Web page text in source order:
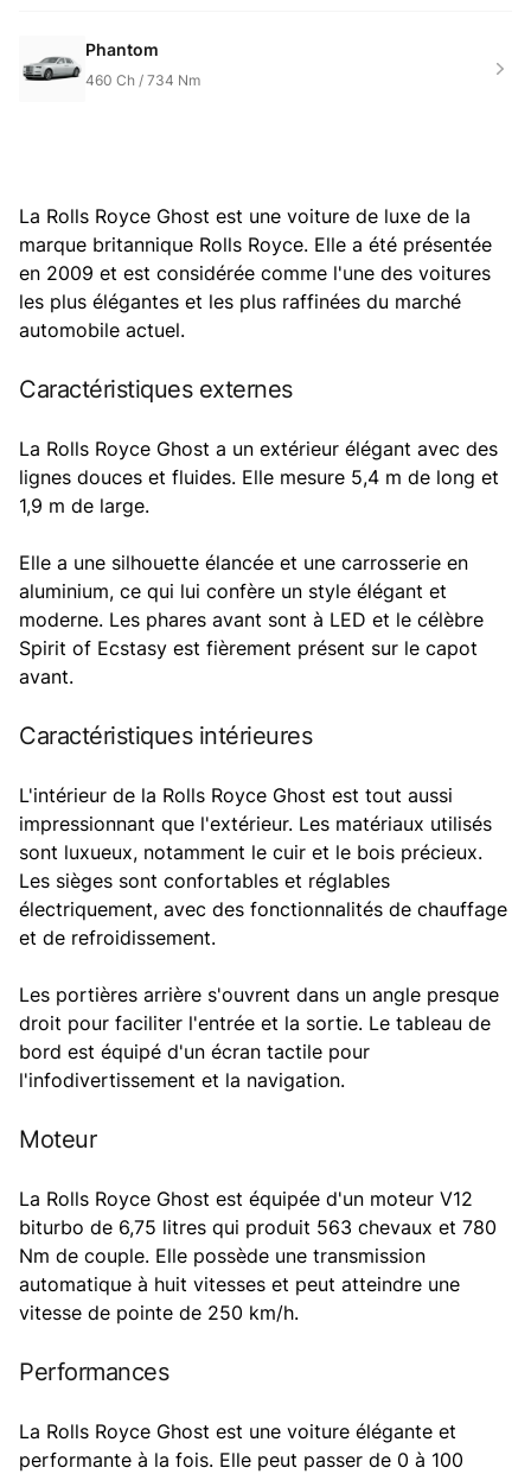
Phantom
460 Ch / 734 Nm
La Rolls Royce Ghost est une voiture de luxe de la
marque britannique Rolls Royce. Elle a été présentée
en 2009 et est considérée comme l'une des voitures
les plus élégantes et les plus raffinées du marché
automobile actuel.
Caractéristiques externes
La Rolls Royce Ghost a un extérieur élégant avec des
lignes douces et fluides. Elle mesure 5,4 m de long et
1,9 m de large.
Elle a une silhouette élancée et une carrosserie en
aluminium, ce qui lui confère un style élégant et
moderne. Les phares avant sont à LED et le célèbre
Spirit of Ecstasy est fièrement présent sur le capot
avant.
Caractéristiques intérieures
L'intérieur de la Rolls Royce Ghost est tout aussi
impressionnant que l'extérieur. Les matériaux utilisés
sont luxueux, notamment le cuir et le bois précieux.
Les sièges sont confortables et réglables
électriquement, avec des fonctionnalités de chauffage
et de refroidissement.
Les portières arrière s'ouvrent dans un angle presque
droit pour faciliter l'entrée et la sortie. Le tableau de
bord est équipé d'un écran tactile pour
l'infodivertissement et la navigation.
Moteur
La Rolls Royce Ghost est équipée d'un moteur V12
biturbo de 6,75 litres qui produit 563 chevaux et 780
Nm de couple. Elle possède une transmission
automatique à huit vitesses et peut atteindre une
vitesse de pointe de 250 km/h.
Performances
La Rolls Royce Ghost est une voiture élégante et
performante à la fois. Elle peut passer de 0 à 100